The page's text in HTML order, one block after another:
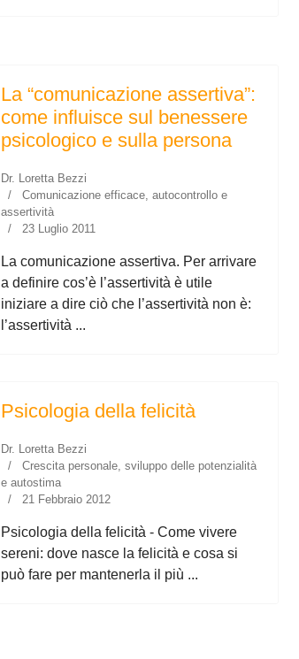
La “comunicazione assertiva”:
come influisce sul benessere
psicologico e sulla persona
Dr. Loretta Bezzi
Comunicazione efficace, autocontrollo e
assertività
23 Luglio 2011
La comunicazione assertiva. Per arrivare
a definire cos’è l’assertività è utile
iniziare a dire ciò che l’assertività non è:
l’assertività ...
Psicologia della felicità
Dr. Loretta Bezzi
Crescita personale, sviluppo delle potenzialità
e autostima
21 Febbraio 2012
Psicologia della felicità - Come vivere
sereni: dove nasce la felicità e cosa si
può fare per mantenerla il più ...